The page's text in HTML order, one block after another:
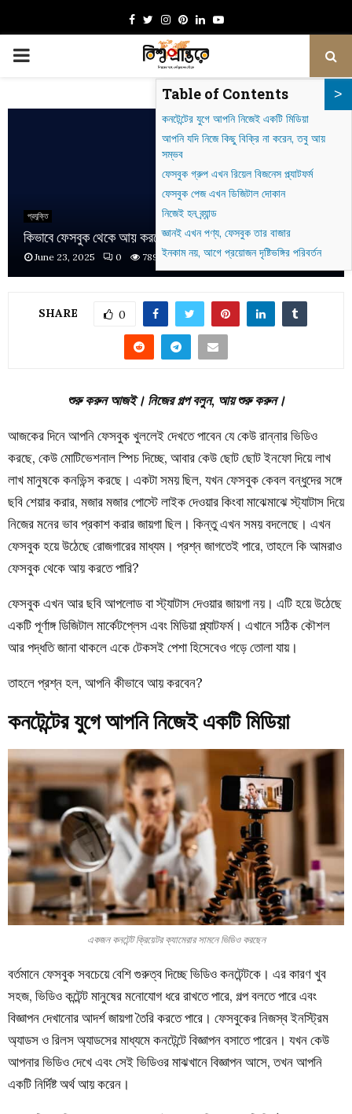
Facebook
TwitterInstagram
Pinterest
LinkedinYoutube
PRIMARY
প্রযুক্তি
কিভাবে ফেসবুক থেকে আয় করতে পারেন?
June 23, 2025 0 789
SHARE 0
শুরু করুন আজই। নিজের গল্প বলুন, আয় শুরু করুন।
আজকের দিনে আপনি ফেসবুক খুললেই দেখতে পাবেন যে কেউ রান্নার ভিডিও
করছে, কেউ মোটিভেশনাল স্পিচ দিচ্ছে, আবার কেউ ছোট ছোট ইনফো দিয়ে লাখ
লাখ মানুষকে কনভিন্স করছে। একটা সময় ছিল, যখন ফেসবুক কেবল বন্ধুদের সঙ্গে
ছবি শেয়ার করার, মজার মজার পোস্টে লাইক দেওয়ার কিংবা মাঝেমাঝে স্ট্যাটাস দিয়ে
নিজের মনের ভাব প্রকাশ করার জায়গা ছিল। কিন্তু এখন সময় বদলেছে। এখন
ফেসবুক হয়ে উঠেছে রোজগারের মাধ্যম। প্রশ্ন জাগতেই পারে, তাহলে কি আমরাও
ফেসবুক থেকে আয় করতে পারি?
ফেসবুক এখন আর ছবি আপলোড বা স্ট্যাটাস দেওয়ার জায়গা নয়। এটি হয়ে উঠেছে
একটি পূর্ণাঙ্গ ডিজিটাল মার্কেটপ্লেস এবং মিডিয়া প্ল্যাটফর্ম। এখানে সঠিক কৌশল
আর পদ্ধতি জানা থাকলে একে টেকসই পেশা হিসেবেও গড়ে তোলা যায়।
তাহলে প্রশ্ন হল, আপনি কীভাবে আয় করবেন?
কনটেন্টের যুগে আপনি নিজেই একটি মিডিয়া
একজন কনটেন্ট ক্রিয়েটর ক্যামেরার সামনে ভিডিও করছেন
বর্তমানে ফেসবুক সবচেয়ে বেশি গুরুত্ব দিচ্ছে ভিডিও কনটেন্টকে। এর কারণ খুব
সহজ, ভিডিও কন্টেন্ট মানুষের মনোযোগ ধরে রাখতে পারে, গল্প বলতে পারে এবং
বিজ্ঞাপন দেখানোর আদর্শ জায়গা তৈরি করতে পারে। ফেসবুকের নিজস্ব ইনস্ট্রিম
অ্যাডস ও রিলস অ্যাডসের মাধ্যমে কনটেন্টে বিজ্ঞাপন বসাতে পারেন। যখন কেউ
আপনার ভিডিও দেখে এবং সেই ভিডিওর মাঝখানে বিজ্ঞাপন আসে, তখন আপনি
একটি নির্দিষ্ট অর্থ আয় করেন।
Table of Contents
কনটেন্টের যুগে আপনি নিজেই একটি মিডিয়া
আপনি যদি নিজে কিছু বিক্রি না করেন, তবু আয়
সম্ভব
ফেসবুক গ্রুপ এখন রিয়েল বিজনেস প্ল্যাটফর্ম
ফেসবুক পেজ এখন ডিজিটাল দোকান
নিজেই হন ব্র্যান্ড
জ্ঞানই এখন পণ্য, ফেসবুক তার বাজার
ইনকাম নয়, আগে প্রয়োজন দৃষ্টিভঙ্গির পরিবর্তন